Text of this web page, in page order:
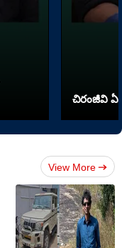
చిరంజీవి ఏ
View More